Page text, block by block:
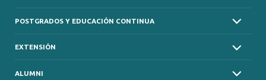
POSTGRADOS Y EDUCACIÓN CONTINUA
EXTENSIÓN
ALUMNI